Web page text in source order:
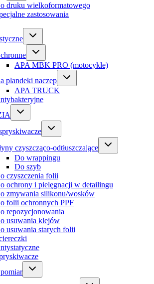
druku wielkoformatowego
zastosowania
APA MBK PRO (motocykle)
plandeki naczep
APA TRUCK
czyszcząco-odtłuszczające
Do wrappingu
Do szyb
czyszczenia folii
ochrony i pielęgnacji w detailingu
zmywania silikonu/wosków
folii ochronnych PPF
repozycjonowania
usuwania klejów
usuwania starych folii